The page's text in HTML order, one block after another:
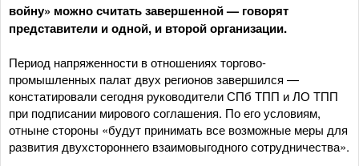
войну» можно считать завершенной — говорят
представители и одной, и второй организации.
Период напряженности в отношениях торгово-
промышленных палат двух регионов завершился —
констатировали сегодня руководители СПб ТПП и ЛО ТПП
при подписании мирового соглашения. По его условиям,
отныне стороны «будут принимать все возможные меры для
развития двухстороннего взаимовыгодного сотрудничества».